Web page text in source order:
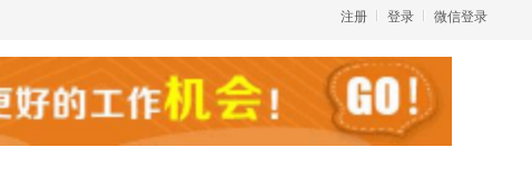
微信登录
登录
注册